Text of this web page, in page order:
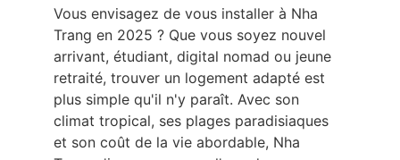
Vous envisagez de vous installer à Nha
Trang en 2025 ? Que vous soyez nouvel
arrivant, étudiant, digital nomad ou jeune
retraité, trouver un logement adapté est
plus simple qu'il n'y paraît. Avec son
climat tropical, ses plages paradisiaques
et son coût de la vie abordable, Nha